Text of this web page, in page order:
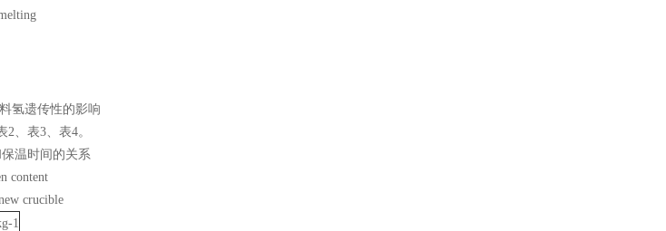
氢遗传性的影响
、表3、表4。
温时间的关系
content
crucible
1